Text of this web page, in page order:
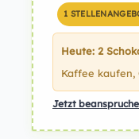
1
Heute: 2
Kaffee kaufen,
Jetzt